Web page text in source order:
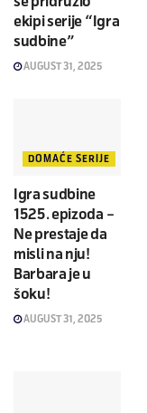
ekipi serije “Igra
sudbine”
AUGUST 31, 2025
DOMAĆE SERIJE
Igra sudbine
1525. epizoda –
Ne prestaje da
misli na nju!
Barbara je u
šoku!
AUGUST 31, 2025